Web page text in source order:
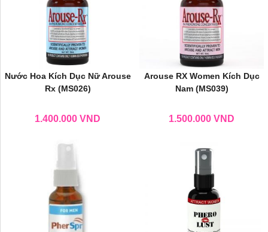
Nước Hoa Kích Dục Nữ Arouse
Rx (MS026)
1.400.000 VND
Arouse RX Women Kích Dục
Nam (MS039)
1.500.000 VND